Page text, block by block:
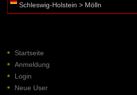
Schleswig-Holstein > Mölln
Startseite
Anmeldung
Login
Neue User